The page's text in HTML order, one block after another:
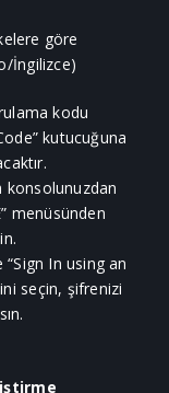
göre
İngilizce)
kodu
kutucuğuna
konsolunuzdan
menüsünden
“Sign In using an
seçin, şifrenizi